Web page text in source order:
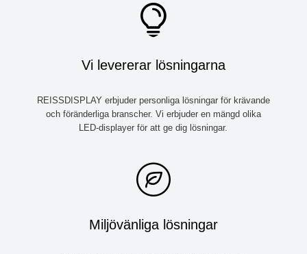
Vi levererar lösningarna
REISSDISPLAY erbjuder personliga lösningar för krävande
och föränderliga branscher. Vi erbjuder en mängd olika
LED-displayer för att ge dig lösningar.
Miljövänliga lösningar